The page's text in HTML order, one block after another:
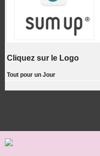
Cliquez sur le Logo
Tout pour un Jour